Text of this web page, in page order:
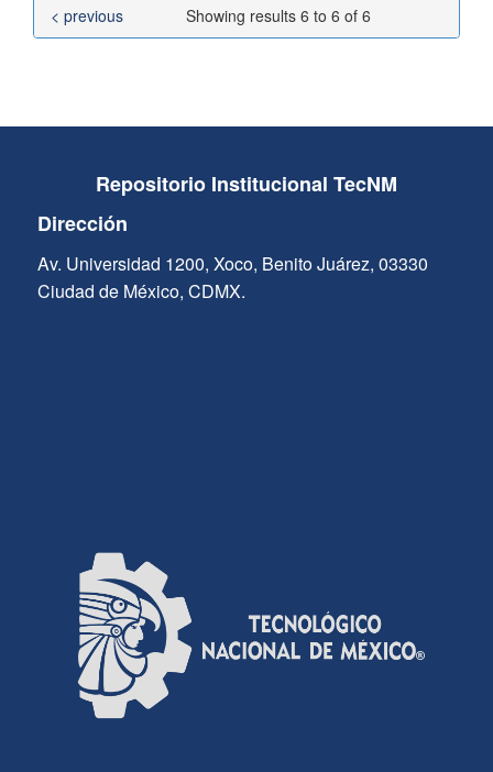
Showing results 6 to 6 of 6
< previous
Repositorio Institucional TecNM
Dirección
Av. Universidad 1200, Xoco, Benito Juárez, 03330
Ciudad de México, CDMX.